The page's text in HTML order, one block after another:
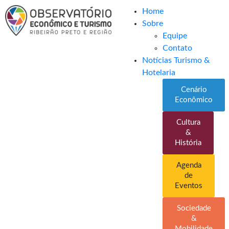
Home
Sobre
Equipe
Contato
Notícias Turismo &
Hotelaria
Cenário
Econômico
Cultura
&
História
Agenda
de
Eventos
Sociedade
&